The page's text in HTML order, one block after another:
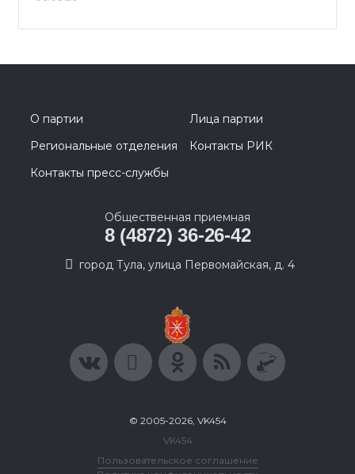
О партии
Лица партии
Региональные отделения
Контакты РИК
Контакты пресс-службы
Общественная приемная
8 (4872) 36-26-42
город Тула, улица Первомайская, д. 4
© 2005-2026, VK454
VK454
Пользовательское соглашение